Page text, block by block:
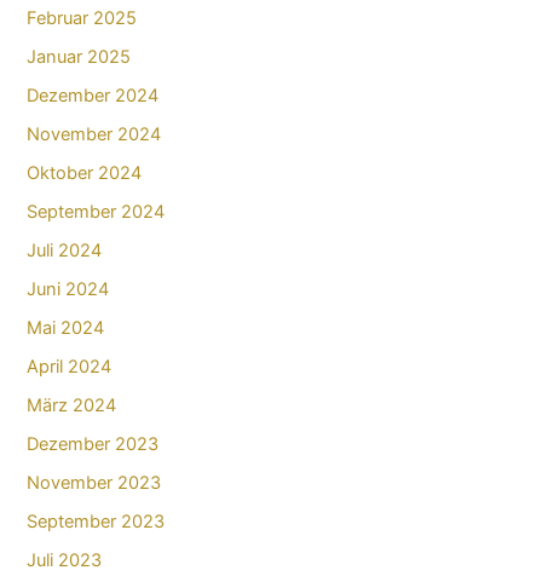
Februar 2025
Januar 2025
Dezember 2024
November 2024
Oktober 2024
September 2024
Juli 2024
Juni 2024
Mai 2024
April 2024
März 2024
Dezember 2023
November 2023
September 2023
Juli 2023